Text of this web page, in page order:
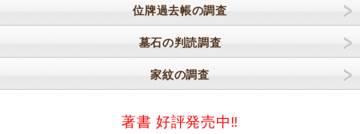
位牌過去帳の調査
墓石の判読調査
家紋の調査
著書 好評発売中‼